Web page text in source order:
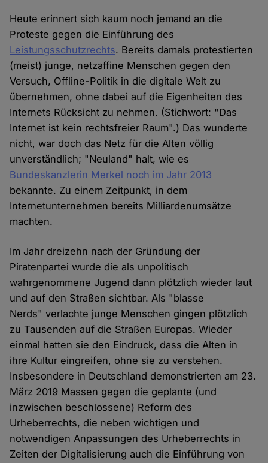
Heute erinnert sich kaum noch jemand an die
Proteste gegen die Einführung des
Leistungsschutzrechts. Bereits damals protestierten
(meist) junge, netzaffine Menschen gegen den
Versuch, Offline-Politik in die digitale Welt zu
übernehmen, ohne dabei auf die Eigenheiten des
Internets Rücksicht zu nehmen. (Stichwort: "Das
Internet ist kein rechtsfreier Raum".) Das wunderte
nicht, war doch das Netz für die Alten völlig
unverständlich; "Neuland" halt, wie es
Bundeskanzlerin Merkel noch im Jahr 2013
bekannte. Zu einem Zeitpunkt, in dem
Internetunternehmen bereits Milliardenumsätze
machten.
Im Jahr dreizehn nach der Gründung der
Piratenpartei wurde die als unpolitisch
wahrgenommene Jugend dann plötzlich wieder laut
und auf den Straßen sichtbar. Als "blasse
Nerds" verlachte junge Menschen gingen plötzlich
zu Tausenden auf die Straßen Europas. Wieder
einmal hatten sie den Eindruck, dass die Alten in
ihre Kultur eingreifen, ohne sie zu verstehen.
Insbesondere in Deutschland demonstrierten am 23.
März 2019 Massen gegen die geplante (und
inzwischen beschlossene) Reform des
Urheberrechts, die neben wichtigen und
notwendigen Anpassungen des Urheberrechts in
Zeiten der Digitalisierung auch die Einführung von